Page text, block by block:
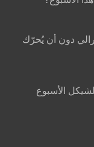
دون أن يُحرّك
الأسبوع